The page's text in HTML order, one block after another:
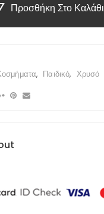
Προσθήκη Στο Καλάθι
, Παιδικό, Χρυσό